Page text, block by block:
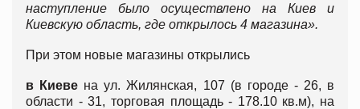
наступление было осуществлено на Киев и
Киевскую область, где открылось 4 магазина».
При этом новые магазины открылись
в Киеве на ул. Жилянская, 107 (в городе - 26, в
области - 31, торговая площадь - 178.10 кв.м), на